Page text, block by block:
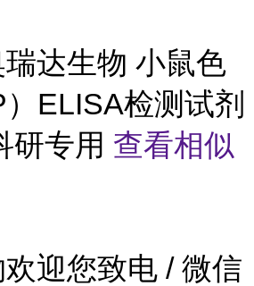
达生物 小鼠色
ELISA检测试剂
研专用 查看相似
迎您致电 / 微信